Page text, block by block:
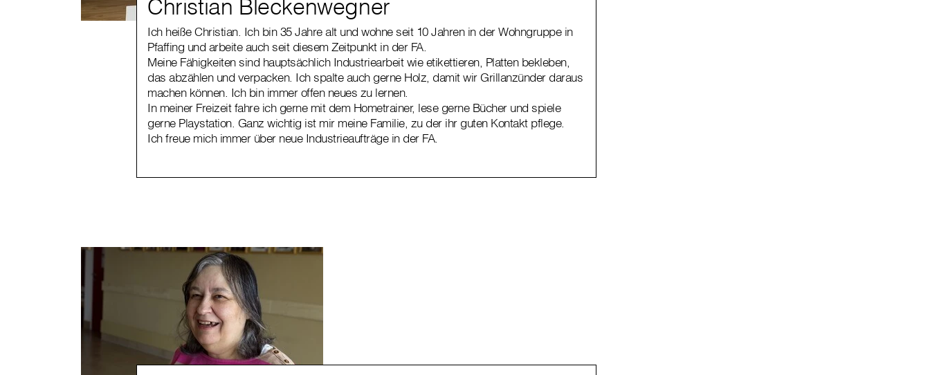
Christian Bleckenwegner
Ich heiße Christian. Ich bin 35 Jahre alt und wohne seit 10 Jahren in der Wohngruppe in
Pfaffing und arbeite auch seit diesem Zeitpunkt in der FA.
Meine Fähigkeiten sind hauptsächlich Industriearbeit wie etikettieren, Platten bekleben,
das abzählen und verpacken. Ich spalte auch gerne Holz, damit wir Grillanzünder daraus
machen können. Ich bin immer offen neues zu lernen.
In meiner Freizeit fahre ich gerne mit dem Hometrainer, lese gerne Bücher und spiele
gerne Playstation. Ganz wichtig ist mir meine Familie, zu der ihr guten Kontakt pflege.
Ich freue mich immer über neue Industrieaufträge in der FA.